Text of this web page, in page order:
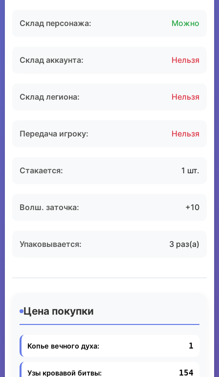
Склад персонажа: Можно
Склад аккаунта: Нельзя
Склад легиона: Нельзя
Передача игроку: Нельзя
Стакается: 1 шт.
Волш. заточка: +10
Упаковывается: 3 раз(а)
Цена покупки
Копье вечного духа: 1
Узы кровавой битвы: 154